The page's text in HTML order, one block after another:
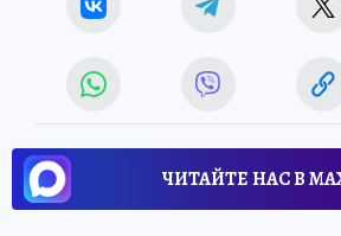
ЧИТАЙТЕ НАС В